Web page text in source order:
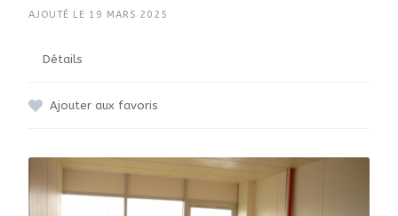
AJOUTÉ LE 19 MARS 2025
Détails
Ajouter aux favoris